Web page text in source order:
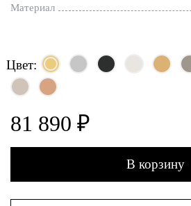
Материал
Цвет:
81 890 ₽
В корзину